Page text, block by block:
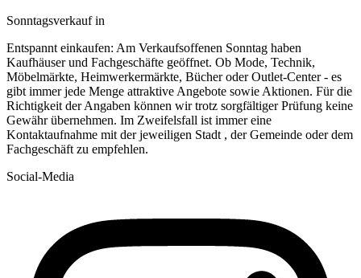
Sonntagsverkauf in
Entspannt einkaufen: Am Verkaufsoffenen Sonntag haben
Kaufhäuser und Fachgeschäfte geöffnet. Ob Mode, Technik,
Möbelmärkte, Heimwerkermärkte, Bücher oder Outlet-Center - es
gibt immer jede Menge attraktive Angebote sowie Aktionen. Für die
Richtigkeit der Angaben können wir trotz sorgfältiger Prüfung keine
Gewähr übernehmen. Im Zweifelsfall ist immer eine
Kontaktaufnahme mit der jeweiligen Stadt , der Gemeinde oder dem
Fachgeschäft zu empfehlen.
Social-Media